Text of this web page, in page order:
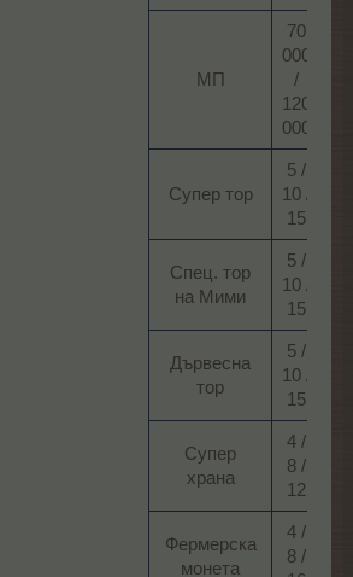
МП​
70
000
/
120
000​
Супер тор​
5 /
10 /
15​
Спец. тор
на Мими​
5 /
10 /
15​
Дървесна
тор​
5 /
10 /
15​
Супер
храна​
4 /
8 /
12​
Фермерскa
монетa​
4 /
8 /